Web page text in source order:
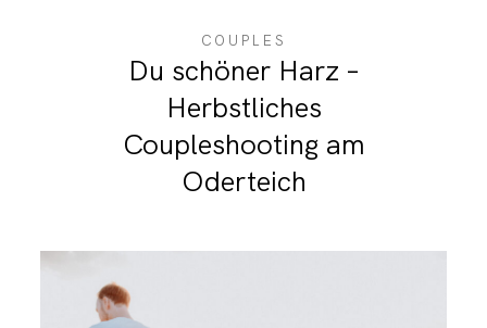
COUPLES
Du schöner Harz –
Herbstliches
Coupleshooting am
Oderteich